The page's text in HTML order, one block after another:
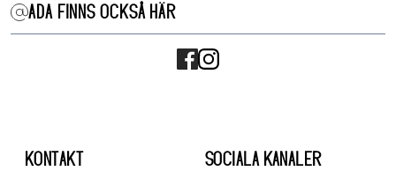
ADA FINNS OCKSÅ HÄR
KONTAKT SOCIALA KANALER